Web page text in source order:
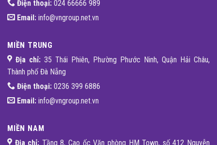
Điện thoại: 024 66666 989
Email: info@vngroup.net.vn
MIỀN TRUNG
Địa chỉ: 35 Thái Phiên, Phường Phước Ninh, Quận Hải Châu,
Thành phố Đà Nẵng
Điện thoại: 0236 399 6886
Email: info@vngroup.net.vn
MIỀN NAM
Địa chỉ: Tầng 8, Cao ốc Văn phòng HM Town, số 412 Nguyễn